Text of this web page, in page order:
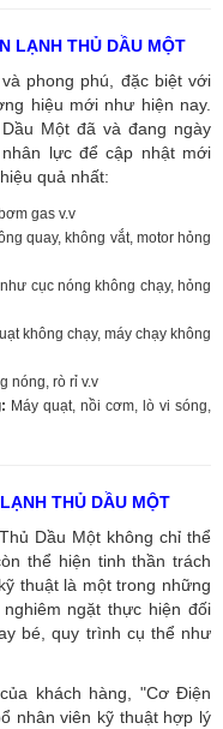
LẠNH THỦ DẦU MỘT
phong phú, đặc biệt với
hiệu mới như hiện nay.
Một đã và đang ngày
lực để cập nhật mới
quả nhất:
gas v.v
quay, không vắt, motor hỏng
cục nóng không chạy, hỏng
không chạy, máy chạy không
nóng, rò rỉ v.v
Máy quạt, nồi cơm, lò vi sóng,
THỦ DẦU MỘT
Dầu Một không chỉ thể
thể hiện tinh thần trách
thuật là một trong những
ngặt thực hiện đối
bé, quy trình cụ thể như
khách hàng, "Cơ Điện
nhân viên kỹ thuật hợp lý